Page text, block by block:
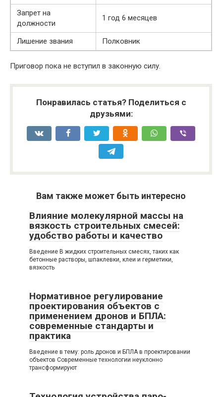
Запрет на
должности
1 год 6 месяцев
Лишение звания Полковник
Приговор пока не вступил в законную силу.
Понравилась статья? Поделиться с
друзьями:
Вам также может быть интересно
Влияние молекулярной массы на
вязкость строительных смесей:
удобство работы и качество
Введение В жидких строительных смесях, таких как
бетонные растворы, шпаклевки, клеи и герметики,
вязкость
Нормативное регулирование
проектирования объектов с
применением дронов и БПЛА:
современные стандарты и
практика
Введение в тему: роль дронов и БПЛА в проектировании
объектов Современные технологии неуклонно
трансформируют